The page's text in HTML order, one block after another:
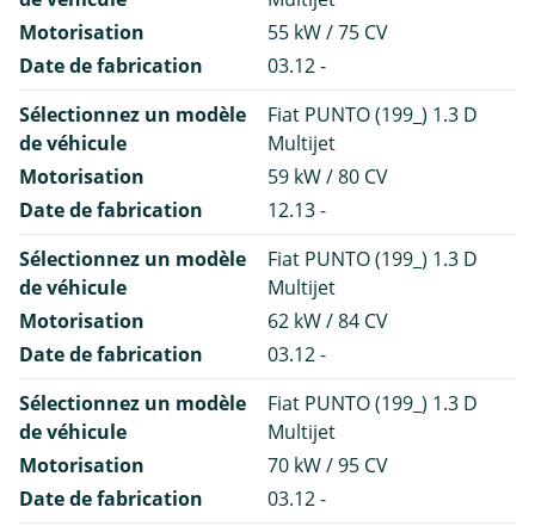
Motorisation
55 kW / 75 CV
Date de fabrication
03.12 -
Sélectionnez un modèle
de véhicule
Fiat PUNTO (199_) 1.3 D
Multijet
Motorisation
59 kW / 80 CV
Date de fabrication
12.13 -
Sélectionnez un modèle
de véhicule
Fiat PUNTO (199_) 1.3 D
Multijet
Motorisation
62 kW / 84 CV
Date de fabrication
03.12 -
Sélectionnez un modèle
de véhicule
Fiat PUNTO (199_) 1.3 D
Multijet
Motorisation
70 kW / 95 CV
Date de fabrication
03.12 -